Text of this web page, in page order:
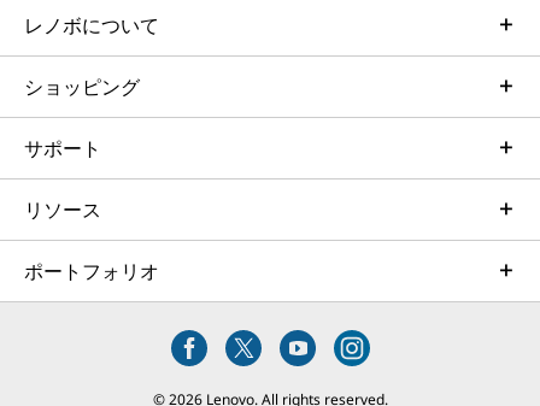
り高速で応答性の高いものになります。 Copilot+
し、適切なタイミングで提案を表示したり、日常
的なタスクを効率化したり、キーを1回押すだけ
USB 5Gbps (Type-A/USB 3.2 Gen 1/Always On)
USB 5Gbps (Type-A/USB 3.2 Gen 1)
WWAN*1
5G Sub6搭載可能
ワイヤレス*1
WIFI 7
レノボについて
ショッピング
サポート
リソース
ポートフォリオ
© 2026 Lenovo. All rights reserved.